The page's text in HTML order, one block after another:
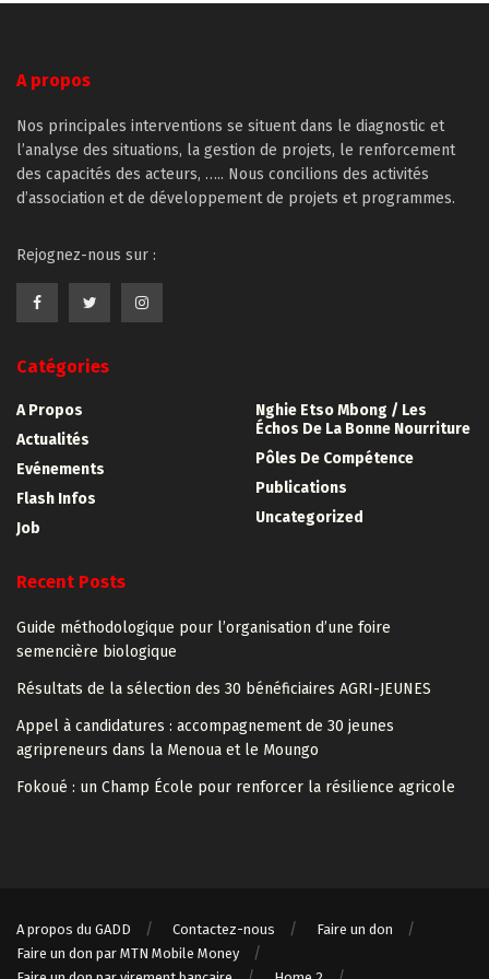
A propos
Nos principales interventions se situent dans le diagnostic et
l’analyse des situations, la gestion de projets, le renforcement
des capacités des acteurs, ….. Nous concilions des activités
d’association et de développement de projets et programmes.
Rejognez-nous sur :
Catégories
A Propos
Actualités
Evénements
Flash Infos
Job
Nghie Etso Mbong / Les
Échos De La Bonne Nourriture
Pôles De Compétence
Publications
Uncategorized
Recent Posts
Guide méthodologique pour l’organisation d’une foire
semencière biologique
Résultats de la sélection des 30 bénéficiaires AGRI-JEUNES
Appel à candidatures : accompagnement de 30 jeunes
agripreneurs dans la Menoua et le Moungo
Fokoué : un Champ École pour renforcer la résilience agricole
A propos du GADD Contactez-nous
Faire un don
Faire un don par MTN Mobile Money